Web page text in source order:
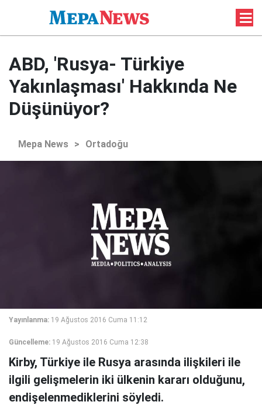
ABD, 'Rusya- Türkiye
Yakınlaşması' Hakkında Ne
Düşünüyor?
Mepa News > Ortadoğu
Yayınlanma: 19 Ağustos 2016 Cuma 11:12
Güncelleme: 19 Ağustos 2016 Cuma 12:38
Kirby, Türkiye ile Rusya arasında ilişkileri ile
ilgili gelişmelerin iki ülkenin kararı olduğunu,
endişelenmediklerini söyledi.